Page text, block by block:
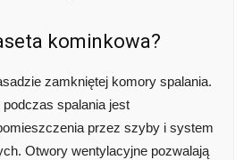
kominkowa?
zamkniętej komory spalania.
podczas spalania jest
przez szyby i system
Otwory wentylacyjne pozwalają